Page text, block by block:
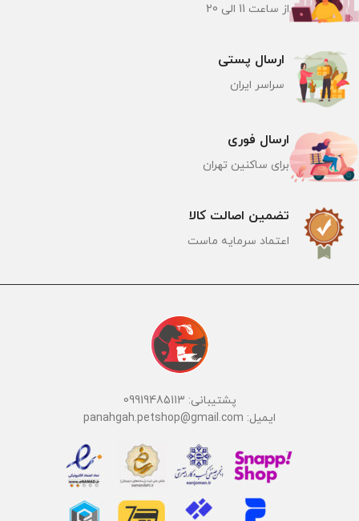
تضمین اصالت کالا
اعتماد سرمایه ماست
ارسال فوری
برای ساکنین تهران
ارسال پستی
سراسر ایران
از ساعت 11 الی 20
پشتیبانی: 09919485113
ایمیل: panahgah.petshop@gmail.com